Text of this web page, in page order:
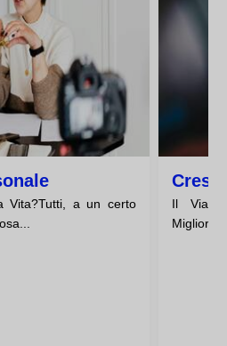
Vita?Tutti, a un certo
Il
Migliore